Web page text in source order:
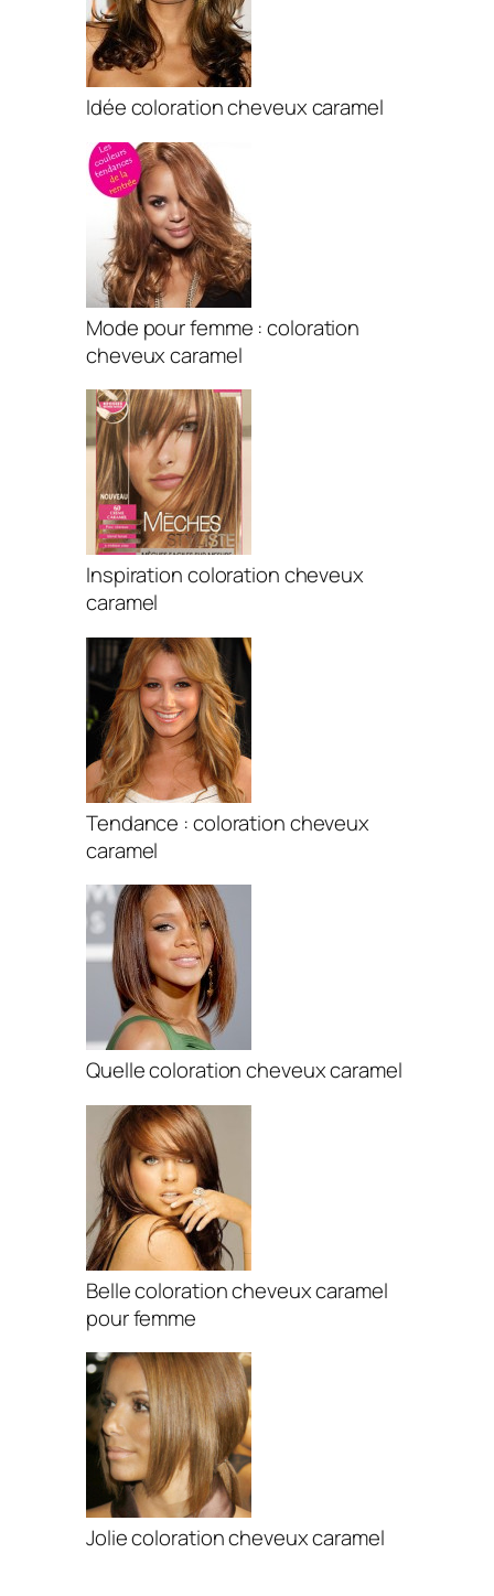
Idée coloration cheveux caramel
Mode pour femme : coloration
cheveux caramel
Inspiration coloration cheveux
caramel
Tendance : coloration cheveux
caramel
Quelle coloration cheveux caramel
Belle coloration cheveux caramel
pour femme
Jolie coloration cheveux caramel